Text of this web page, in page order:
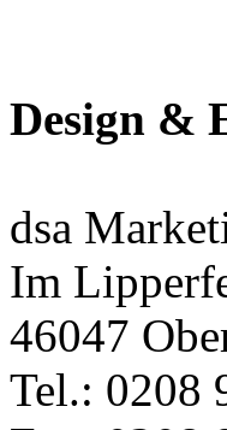
Design &
dsa
Im
46047
Tel.: 0208